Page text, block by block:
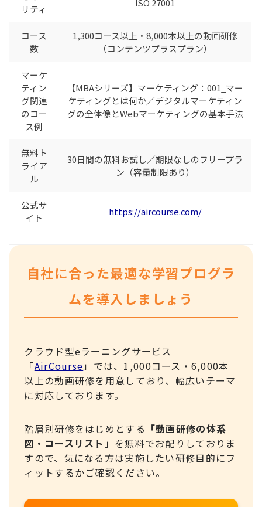
リティ
コース
数
1,300コース以上・8,000本以上の動画研修
（コンテンツプラスプラン）
マーケ
ティン
グ関連
のコー
ス例
【MBAシリーズ】マーケティング：001_マー
ケティングとは何か／デジタルマーケティン
グの全体像とWebマーケティングの基本手法
無料ト
ライア
ル
30日間の無料お試し／期限なしのフリープラ
ン（容量制限あり）
公式サ
イト
https://aircourse.com/
自社に合った最適な学習プログラ
ムを導入しましょう
クラウド型eラーニングサービス
「AirCourse」では、1,000コース・6,000本
以上の動画研修を用意しており、幅広いテーマ
に対応しております。
階層別研修をはじめとする 「動画研修の体系
図・コースリスト」 を無料でお配りしておりま
すので、気になる方は実施したい研修目的にフ
ィットするかご確認ください。